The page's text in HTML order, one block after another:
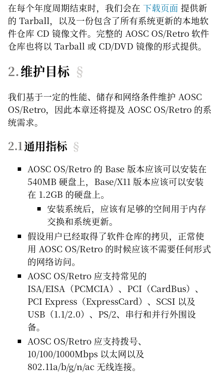
在每个年度周期结束时，我们会在 下载页面 提供新
的 Tarball，以及一份包含了所有系统更新的本地软
件仓库 CD 镜像文件。完整的 AOSC OS/Retro 软件
仓库也将以 Tarball 或 CD/DVD 镜像的形式提供。
维护目标 §
我们基于一定的性能、储存和网络条件维护 AOSC
OS/Retro，因此本章还将提及 AOSC OS/Retro 的系
统需求。
通用指标 §
AOSC OS/Retro 的 Base 版本应该可以安装在
540MB 硬盘上，Base/X11 版本应该可以安装
在 1.2GB 的硬盘上。
安装系统后，应该有足够的空间用于内存
交换和系统更新。
假设用户已经取得了软件仓库的拷贝，正常使
用 AOSC OS/Retro 的时候应该不需要任何形式
的网络访问。
AOSC OS/Retro 应支持常见的
ISA/EISA（PCMCIA）、PCI（CardBus）、
PCI Express（ExpressCard）、SCSI 以及
USB（1.1/2.0）、PS/2、串行和并行外围设
备。
AOSC OS/Retro 应支持拨号、
10/100/1000Mbps 以太网以及
802.11a/b/g/n/ac 无线连接。